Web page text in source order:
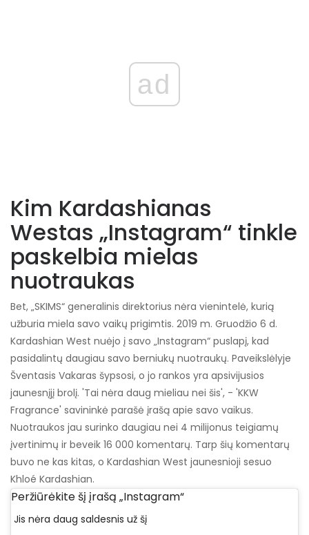
ad
Kim Kardashianas
Westas „Instagram“ tinkle
paskelbia mielas
nuotraukas
Bet, „SKIMS“ generalinis direktorius nėra vienintelė, kurią
užburia miela savo vaikų prigimtis. 2019 m. Gruodžio 6 d.
Kardashian West nuėjo į savo „Instagram“ puslapį, kad
pasidalintų daugiau savo berniukų nuotraukų. Paveikslėlyje
Šventasis Vakaras šypsosi, o jo rankos yra apsivijusios
jaunesnįjį brolį. 'Tai nėra daug mieliau nei šis', - 'KKW
Fragrance' savininkė parašė įrašą apie savo vaikus.
Nuotraukos jau surinko daugiau nei 4 milijonus teigiamų
įvertinimų ir beveik 16 000 komentarų. Tarp šių komentarų
buvo ne kas kitas, o Kardashian West jaunesnioji sesuo
Khloé Kardashian.
Peržiūrėkite šį įrašą „Instagram“
Jis nėra daug saldesnis už šį